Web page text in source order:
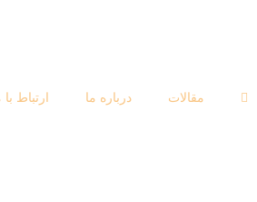
مقالات درباره ما ارتباط با